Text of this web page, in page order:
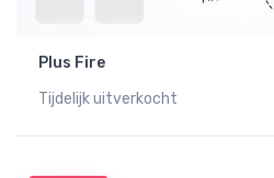
Plus Fire
Tijdelijk uitverkocht